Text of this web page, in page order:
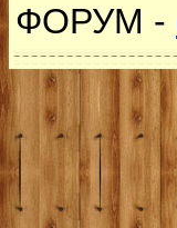
ФОРУМ -